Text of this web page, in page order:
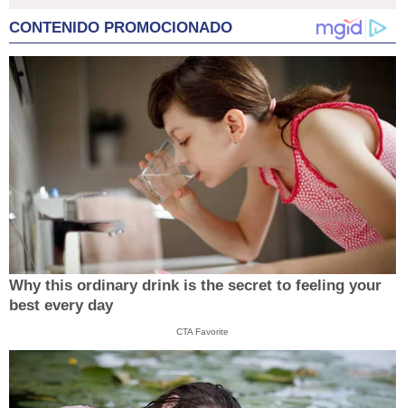
CONTENIDO PROMOCIONADO
Why this ordinary drink is the secret to feeling your
best every day
CTA Favorite